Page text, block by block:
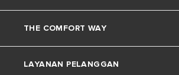
Tentang Ariston
Grup
THE COMFORT WAY
Trik dan Kiat
LAYANAN PELANGGAN